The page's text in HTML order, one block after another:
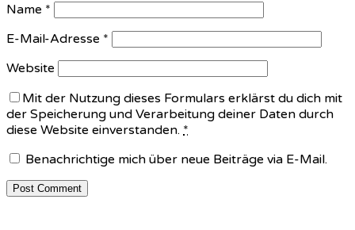
Name *
E-Mail-Adresse *
Website
Mit der Nutzung dieses Formulars erklärst du dich mit
der Speicherung und Verarbeitung deiner Daten durch
diese Website einverstanden. *
Benachrichtige mich über neue Beiträge via E-Mail.